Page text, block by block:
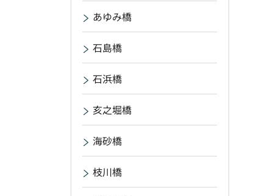
あゆみ橋
石島橋
石浜橋
亥之堀橋
海砂橋
枝川橋